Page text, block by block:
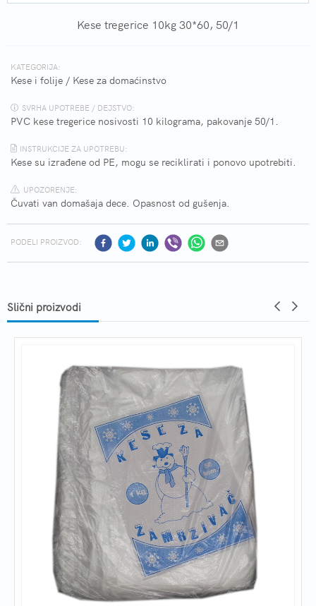
Kese tregerice 10kg 30*60, 50/1
KATEGORIJA:
Kese i folije / Kese za domaćinstvo
SVRHA UPOTREBE / DEJSTVO:
PVC kese tregerice nosivosti 10 kilograma, pakovanje 50/1.
INSTRUKCIJE ZA UPOTREBU:
Kese su izrađene od PE, mogu se reciklirati i ponovo upotrebiti.
UPOZORENJE:
Čuvati van domašaja dece. Opasnost od gušenja.
PODELI PROIZVOD:
Slični proizvodi